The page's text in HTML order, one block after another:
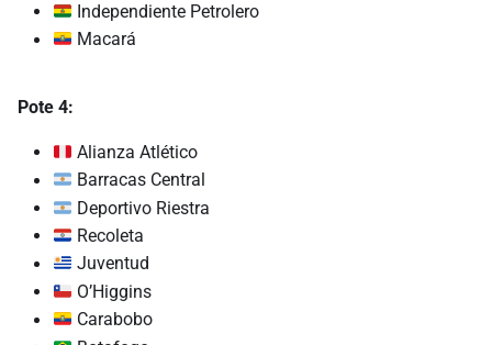
Independiente Petrolero
Macará
Pote 4:
Alianza Atlético
Barracas Central
Deportivo Riestra
Recoleta
Juventud
O’Higgins
Carabobo